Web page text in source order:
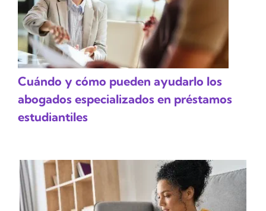
Cuándo y cómo pueden ayudarlo los
abogados especializados en préstamos
estudiantiles